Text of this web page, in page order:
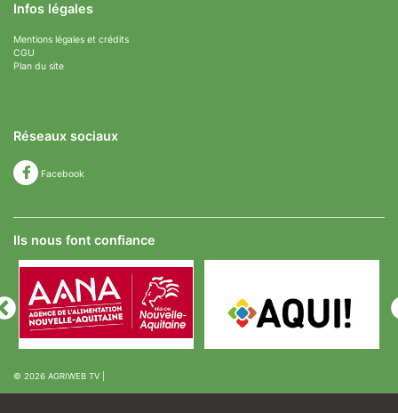
Infos légales
Mentions légales et crédits
CGU
Plan du site
Réseaux sociaux
Facebook
Ils nous font confiance
© 2026 AGRIWEB TV